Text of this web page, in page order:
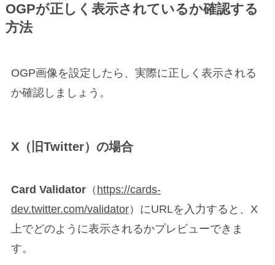
OGPが正しく表示されているか確認する
方法
OGP画像を設定したら、実際に正しく表示される
か確認しましょう。
X（旧Twitter）の場合
Card Validator（ https://cards-
dev.twitter.com/validator）にURLを入力すると、X
上でどのように表示されるかプレビューできま
す。